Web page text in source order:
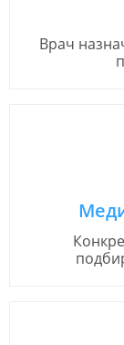
Врач